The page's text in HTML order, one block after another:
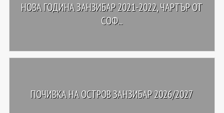
НОВА ГОДИНА ЗАНЗИБАР 2021-2022, ЧАРТЪР ОТ
СОФ...
ПОЧИВКА НА ОСТРОВ ЗАНЗИБАР 2026/2027